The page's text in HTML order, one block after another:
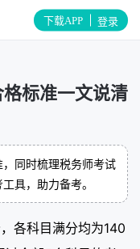
下载APP 登录
标准一文说清
同时梳理税务师考试
具，助力备考。
各科目满分均为140